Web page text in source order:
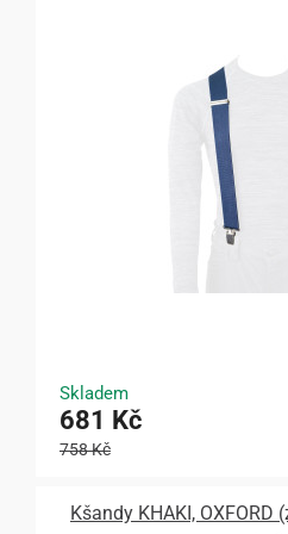
Skladem
681 Kč
758 Kč
Kšandy KHAKI, OXFORD